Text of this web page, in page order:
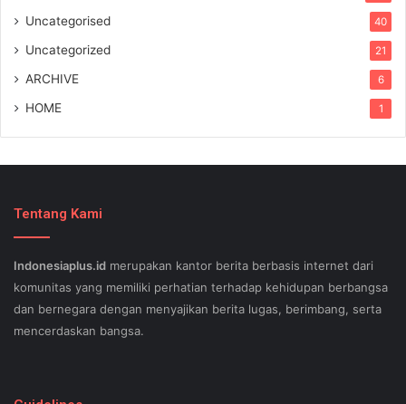
Uncategorised 40
Uncategorized 21
ARCHIVE 6
HOME 1
Tentang Kami
Indonesiaplus.id merupakan kantor berita berbasis internet dari
komunitas yang memiliki perhatian terhadap kehidupan berbangsa
dan bernegara dengan menyajikan berita lugas, berimbang, serta
mencerdaskan bangsa.
your small business stand out exam gst from the opposition and